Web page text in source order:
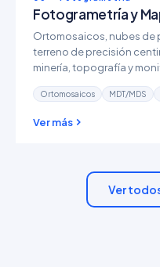
Fotogrametría y
Ortomosaicos, nubes de
terreno de precisión
minería, topografía y
Ortomosaicos MDT/MDS
Ver más
Ver